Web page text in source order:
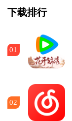
下载排行
01
02